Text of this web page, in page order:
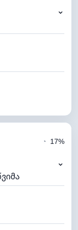
⌄
◔ 17%
⌄